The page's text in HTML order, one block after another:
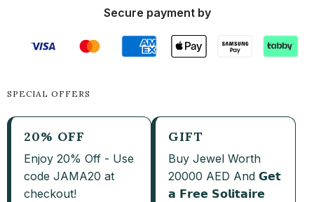
Secure payment by
SPECIAL OFFERS
20% OFF
Enjoy 20% Off - Use
code JAMA20 at
checkout!
GIFT
Buy Jewel Worth
20000 AED And 𝗚𝗲𝘁
𝗮 𝗙𝗿𝗲𝗲 𝗦𝗼𝗹𝗶𝘁𝗮𝗶𝗿𝗲